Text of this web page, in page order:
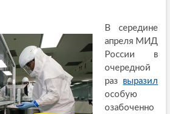
В середине
апреля МИД
России в
очередной
раз выразил
особую
озабоченно